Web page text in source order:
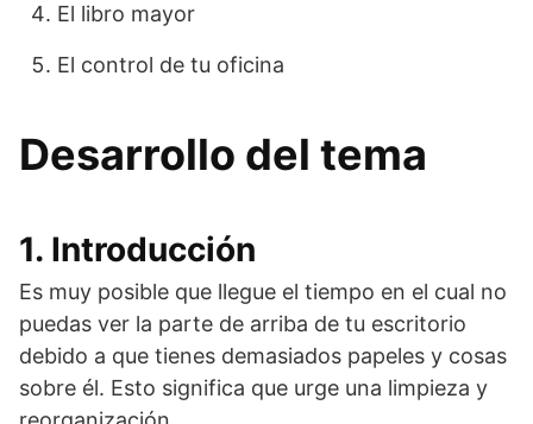
El libro mayor
El control de tu oficina
Desarrollo del tema
1. Introducción
Es muy posible que llegue el tiempo en el cual no
puedas ver la parte de arriba de tu escritorio
debido a que tienes demasiados papeles y cosas
sobre él. Esto significa que urge una limpieza y